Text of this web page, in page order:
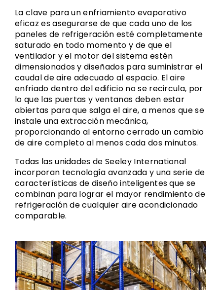
La clave para un enfriamiento evaporativo
eficaz es asegurarse de que cada uno de los
paneles de refrigeración esté completamente
saturado en todo momento y de que el
ventilador y el motor del sistema estén
dimensionados y diseñados para suministrar el
caudal de aire adecuado al espacio. El aire
enfriado dentro del edificio no se recircula, por
lo que las puertas y ventanas deben estar
abiertas para que salga el aire, a menos que se
instale una extracción mecánica,
proporcionando al entorno cerrado un cambio
de aire completo al menos cada dos minutos.
Todas las unidades de Seeley International
incorporan tecnología avanzada y una serie de
características de diseño inteligentes que se
combinan para lograr el mayor rendimiento de
refrigeración de cualquier aire acondicionado
comparable.